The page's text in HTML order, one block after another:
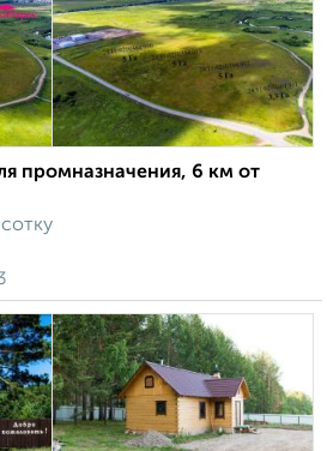
промназначения, 6 км от